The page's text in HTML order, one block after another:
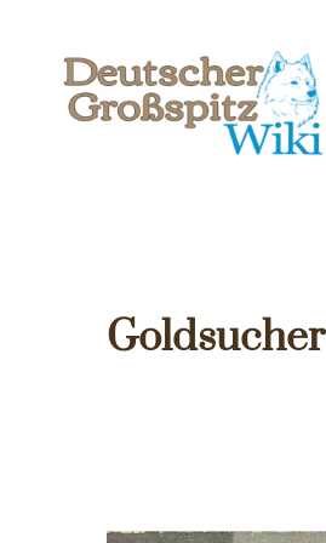
Inhalt
springen
Goldsucher